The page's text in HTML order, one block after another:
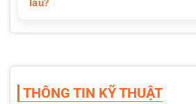
lâu?
THÔNG TIN KỸ THUẬT